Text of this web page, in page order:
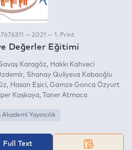
— 2021 — 1. Print
Değerler Eğitimi
Karagöz
Hakkı Kahveci
Shanay Quliyeva Kabaoğlu
Hasan Eşici Gamze Gonca Özyurt
Kaşkaya Taner Atmaca
Yayıncılık
Full Text